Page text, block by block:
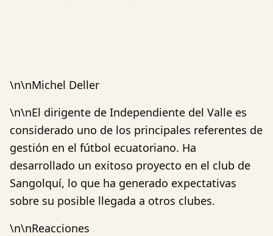
\n\nMichel Deller
\n\nEl dirigente de Independiente del Valle es
considerado uno de los principales referentes de
gestión en el fútbol ecuatoriano. Ha
desarrollado un exitoso proyecto en el club de
Sangolquí, lo que ha generado expectativas
sobre su posible llegada a otros clubes.
\n\nReacciones